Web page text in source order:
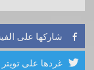
 شاركها على
 غردها على تويتر